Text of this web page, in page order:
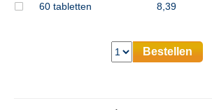
60 tabletten 8,39
Bestellen